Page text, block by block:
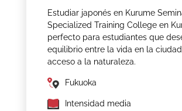
Estudiar japonés en Kurume
Specialized Training College en
perfecto para estudiantes que
equilibrio entre la vida en la
acceso a la naturaleza.
Fukuoka
Intensidad media